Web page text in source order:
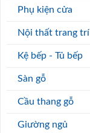
Phụ kiện cửa
Nội thất trang trí
Kệ bếp - Tủ bếp
Sàn gỗ
Cầu thang gỗ
Giường ngủ